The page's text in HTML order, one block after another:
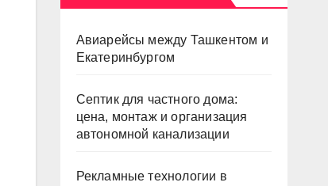
Авиарейсы между Ташкентом и
Екатеринбургом
Септик для частного дома:
цена, монтаж и организация
автономной канализации
Рекламные технологии в